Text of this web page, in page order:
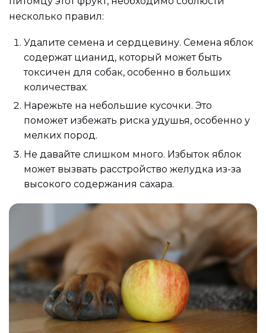
несколько правил:
Удалите семена и сердцевину. Семена яблок
содержат цианид, который может быть
токсичен для собак, особенно в больших
количествах.
Нарежьте на небольшие кусочки. Это
поможет избежать риска удушья, особенно у
мелких пород.
Не давайте слишком много. Избыток яблок
может вызвать расстройство желудка из-за
высокого содержания сахара.